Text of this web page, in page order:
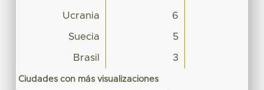
Ucrania 6
Suecia 5
Brasil 3
Ciudades con más visualizaciones